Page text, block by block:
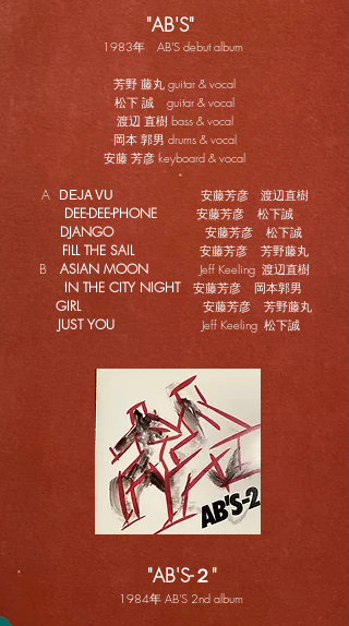
"AB'S"
1983年 AB'S debut album
芳野 藤丸 guitar & vocal
松下 誠 guitar & vocal
渡辺 直樹 bass & vocal
岡本 郭男 drums & vocal
安藤 芳彦 keyboard & vocal
A DEJA VU 安藤芳彦 渡辺直樹
DEE-DEE-PHONE 安藤芳彦 松下誠
DJANGO 安藤芳彦 松下誠
FILL THE SAIL 安藤芳彦 芳野藤丸
B ASIAN MOON Jeff Keeling 渡辺直樹
IN THE CITY NIGHT 安藤芳彦 岡本郭男
GIRL 安藤芳彦 芳野藤丸
JUST YOU Jeff Keeling 松下誠
"AB'S-２"
1984年 AB'S 2nd album